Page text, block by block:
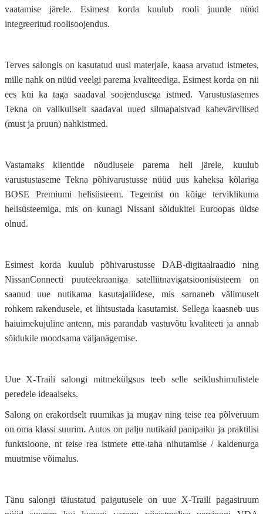
vaatamise järele. Esimest korda kuulub rooli juurde nüüd
integreeritud roolisoojendus.
Terves salongis on kasutatud uusi materjale, kaasa arvatud istmetes,
mille nahk on nüüd veelgi parema kvaliteediga. Esimest korda on nii
ees kui ka taga saadaval soojendusega istmed. Varustustasemes
Tekna on valikuliselt saadaval uued silmapaistvad kahevärvilised
(must ja pruun) nahkistmed.
Vastamaks klientide nõudlusele parema heli järele, kuulub
varustustaseme Tekna põhivarustusse nüüd uus kaheksa kõlariga
BOSE Premiumi helisüsteem. Tegemist on kõige terviklikuma
helisüsteemiga, mis on kunagi Nissani sõidukitel Euroopas üldse
olnud.
Esimest korda kuulub põhivarustusse DAB-digitaalraadio ning
NissanConnecti puuteekraaniga satelliitnavigatsioonisüsteem on
saanud uue nutikama kasutajaliidese, mis sarnaneb välimuselt
rohkem rakendusele, et lihtsustada kasutamist. Sellega kaasneb uus
haiuimekujuline antenn, mis parandab vastuvõtu kvaliteeti ja annab
sõidukile moodsama väljanägemise.
Uue X-Traili salongi mitmekülgsus teeb selle seiklushimulistele
peredele ideaalseks.
Salong on erakordselt ruumikas ja mugav ning teise rea põlveruum
on oma klassi suurim. Autos on palju nutikaid panipaiku ja praktilisi
funktsioone, nt teise rea istmete ette-taha nihutamise / kaldenurga
muutmise võimalus.
Tänu salongi täiustatud paigutusele on uue X-Traili pagasiruum